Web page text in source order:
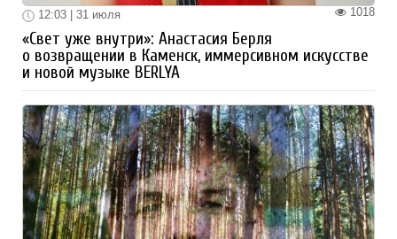
1018
12:03 | 31 июля
«Свет уже внутри»: Анастасия Берля
о возвращении в Каменск, иммерсивном искусстве
и новой музыке BERLYA